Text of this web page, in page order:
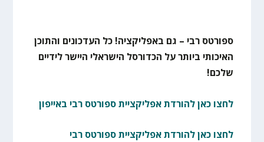
ספורטס רבי – גם באפליקציה! כל העדכונים והתוכן
האיכותי ביותר על הכדורסל הישראלי היישר לידיים
שלכם!
לחצו כאן להורדת אפליקציית ספורטס רבי באייפון
לחצו כאן להורדת אפליקציית ספורטס רבי